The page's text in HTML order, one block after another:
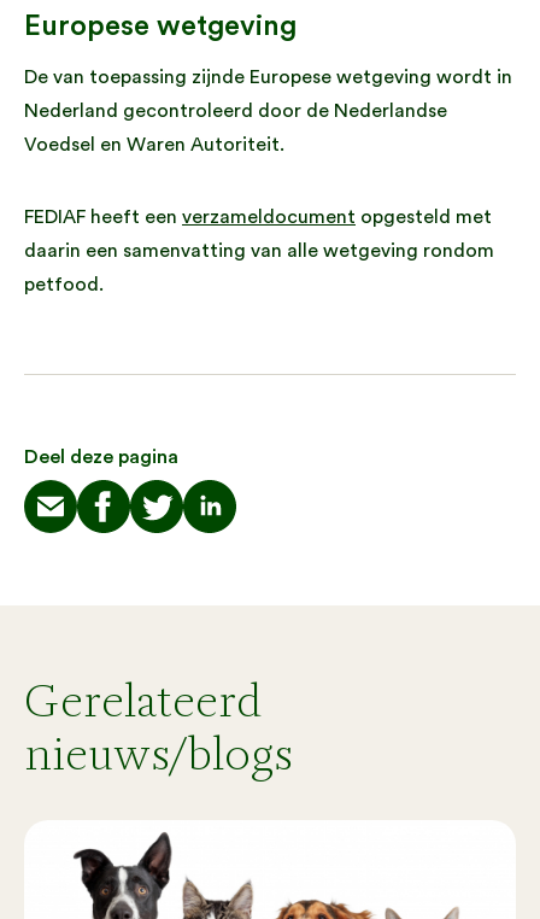
Europese wetgeving
De van toepassing zijnde Europese wetgeving wordt in
Nederland gecontroleerd door de Nederlandse
Voedsel en Waren Autoriteit.
FEDIAF heeft een verzameldocument opgesteld met
daarin een samenvatting van alle wetgeving rondom
petfood.
Deel deze pagina
Gerelateerd
nieuws/blogs